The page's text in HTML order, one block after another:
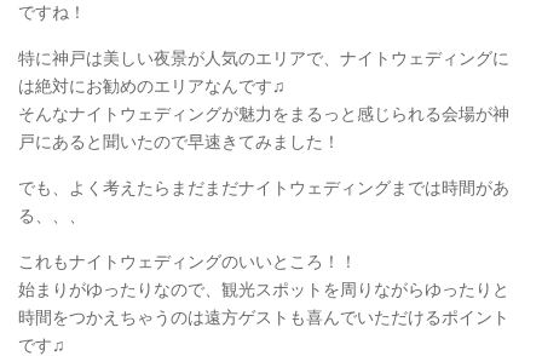
ですね！
特に神戸は美しい夜景が人気のエリアで、ナイトウェディングに
は絶対にお勧めのエリアなんです♫
そんなナイトウェディングが魅力をまるっと感じられる会場が神
戸にあると聞いたので早速きてみました！
でも、よく考えたらまだまだナイトウェディングまでは時間があ
る、、、
これもナイトウェディングのいいところ！！
始まりがゆったりなので、観光スポットを周りながらゆったりと
時間をつかえちゃうのは遠方ゲストも喜んでいただけるポイント
です♫